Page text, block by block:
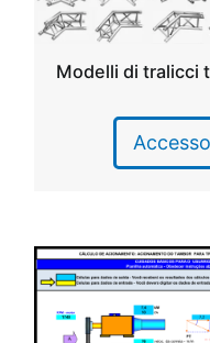
Modelli di tralicci
Accesso